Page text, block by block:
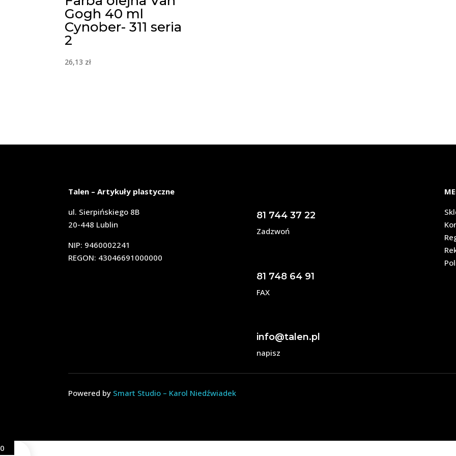
Gogh 40 ml
Cynober- 311 seria
2
26,13 zł
Talen – Artykuły plastyczne
ul. Sierpińskiego 8B
20-448 Lublin
NIP: 9460002241
REGON: 43046691000000
81 744 37 22
Zadzwoń
81 748 64 91
FAX
info@talen.pl
napisz
Powered by Smart Studio – Karol Niedźwiadek
0